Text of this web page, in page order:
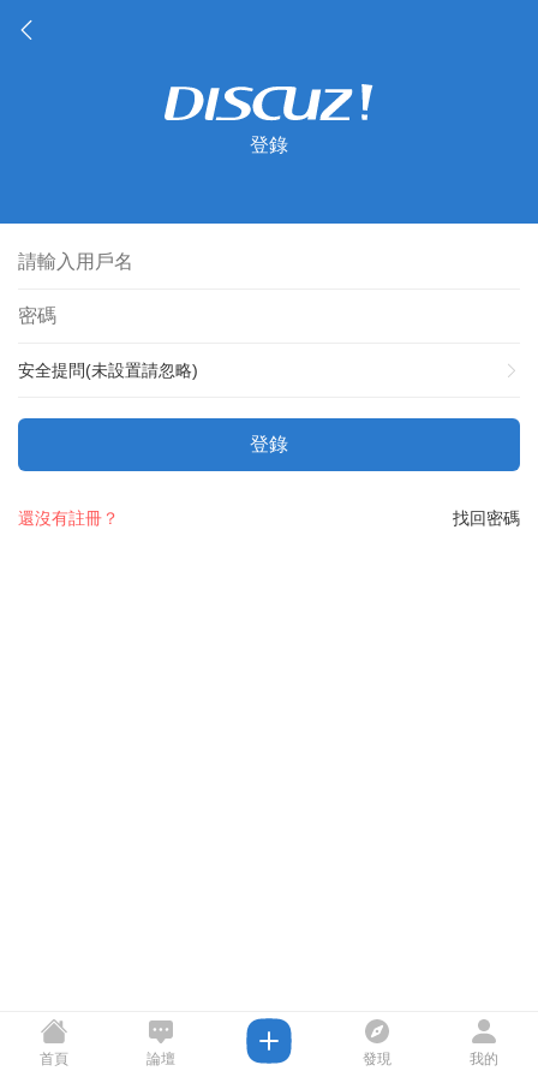
登錄
安全提問(未設置請忽略)
登錄
找回密碼
還沒有註冊？
首頁 論壇 發現 我的